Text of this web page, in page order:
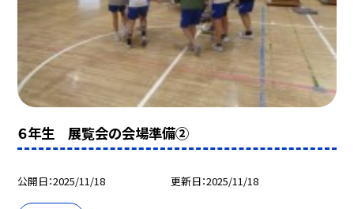
６年生 展覧会の会場準備②
公開日 2025/11/18 更新日 2025/11/18